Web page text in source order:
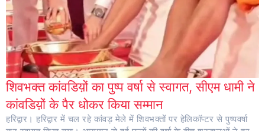
शिवभक्त कांवडिय़ों का पुष्प वर्षा से स्वागत, सीएम धामी ने
कांवडिय़ों के पैर धोकर किया सम्मान
हरिद्वार। हरिद्वार में चल रहे कांवड़ मेले में शिवभक्तों पर हेलिकॉप्टर से पुष्पवर्षा